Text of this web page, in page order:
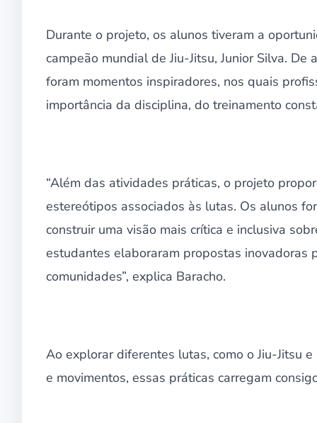
Durante o projeto, os alunos tiveram a
campeão mundial de Jiu-Jitsu, Junior Silva.
foram momentos inspiradores, nos quais
importância da disciplina, do treinamento
“Além das atividades práticas, o projeto
estereótipos associados às lutas. Os alunos
construir uma visão mais crítica e inclusiva
estudantes elaboraram propostas inovadoras
comunidades”, explica Baracho.
Ao explorar diferentes lutas, como o Jiu-Jitsu
e movimentos, essas práticas carregam